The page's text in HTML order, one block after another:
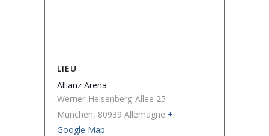
LIEU
Allianz Arena
Werner-Heisenberg-Allee 25
München, 80939 Allemagne +
Google Map